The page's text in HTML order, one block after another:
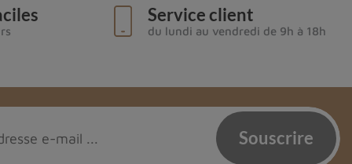
Service client
du lundi au vendredi de 9h à 18h